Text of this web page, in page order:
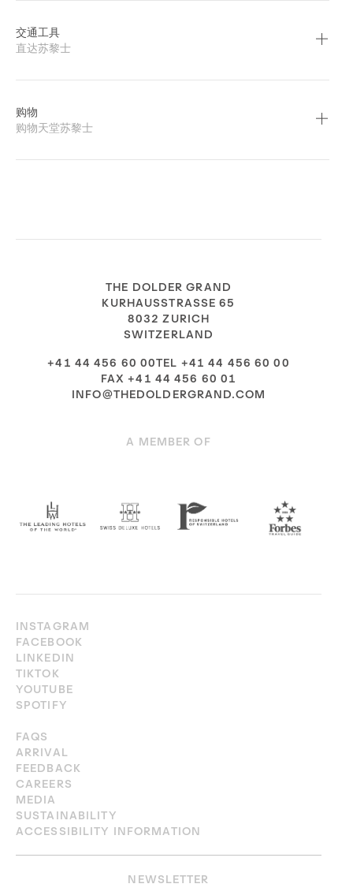
交通工具
直达苏黎士
购物
购物天堂苏黎士
THE DOLDER GRAND
KURHAUSSTRASSE 65
8032 ZURICH
SWITZERLAND
+41 44 456 60 00TEL +41 44 456 60 00
FAX +41 44 456 60 01
INFO@THEDOLDERGRAND.COM
A MEMBER OF
INSTAGRAM
FACEBOOK
LINKEDIN
TIKTOK
YOUTUBE
SPOTIFY
FAQS
ARRIVAL
FEEDBACK
CAREERS
MEDIA
SUSTAINABILITY
ACCESSIBILITY INFORMATION
NEWSLETTER